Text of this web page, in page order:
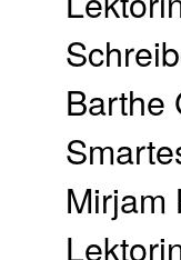
Barthe
Mirjam